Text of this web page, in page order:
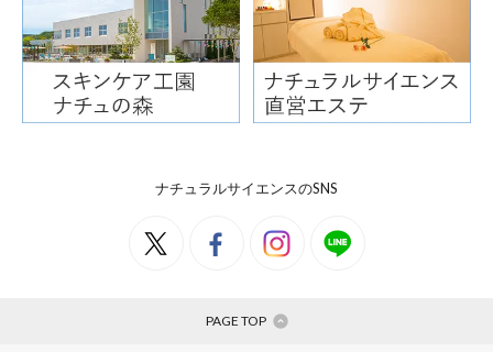
ナチュラルサイエンスのSNS
PAGE TOP